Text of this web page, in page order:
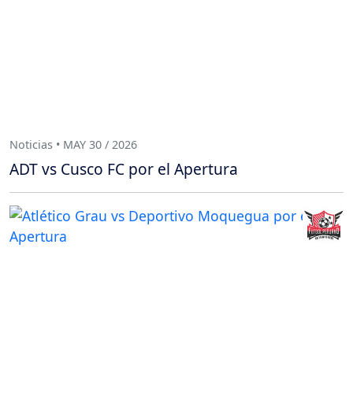
Noticias • MAY 30 / 2026
ADT vs Cusco FC por el Apertura